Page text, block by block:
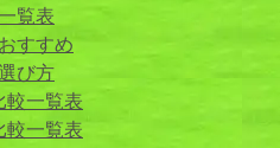
覧表
すすめ
び方
較一覧表
較一覧表